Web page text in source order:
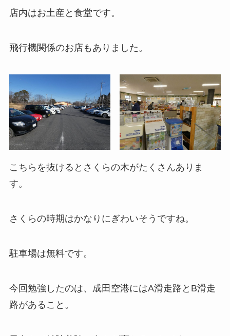
店内はお土産と食堂です。
飛行機関係のお店もありました。
こちらを抜けるとさくらの木がたくさんありま
す。
さくらの時期はかなりにぎわいそうですね。
駐車場は無料です。
今回勉強したのは、成田空港にはA滑走路とB滑走
路があること。